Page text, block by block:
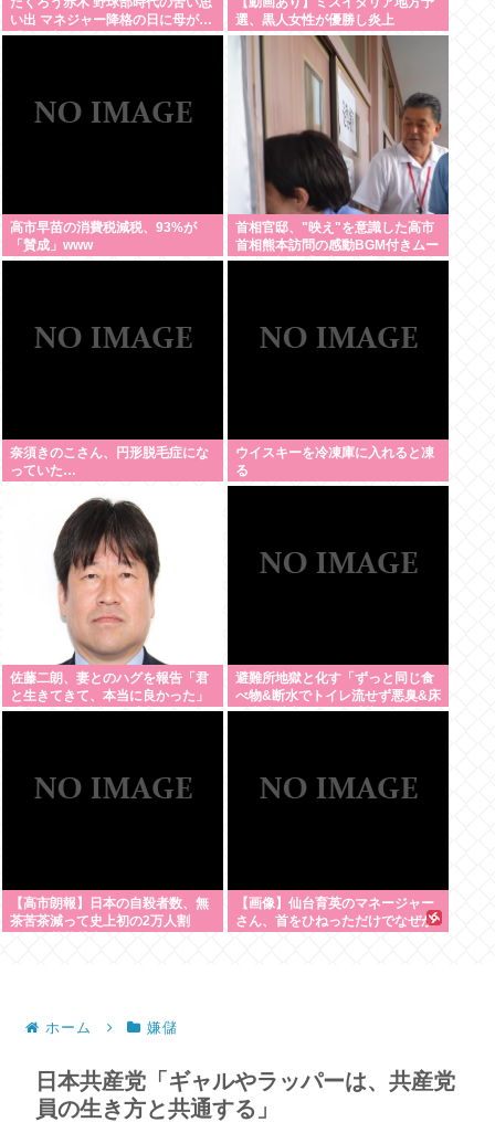
い出 マネジャー降格の日に母が…
「何も言えなくて」
選、黒人女性が優勝し炎上
高市早苗の消費税減税、93%が
「賛成」www
首相官邸、"映え"を意識した高市
首相熊本訪問の感動BGM付きムー
ビーを投稿「全部が全部ありがた
奈須きのこさん、円形脱毛症にな
っていた…
ウイスキーを冷凍庫に入れると凍
る
佐藤二朗、妻とのハグを報告「君
と生きてきて、本当に良かった」
「文〇砲より遥かに威力は弱い
避難所地獄と化す「ずっと同じ食
べ物&断水でトイレ流せず悪臭&床
に直接就寝&コロナ感染」
【高市朗報】日本の自殺者数、無
茶苦茶減って史上初の2万人割
【画像】仙台育英のマネージャー
さん、首をひねっただけでなぜか
ホーム 嫌儲
日本共産党「ギャルやラッパーは、共産党
員の生き方と共通する」